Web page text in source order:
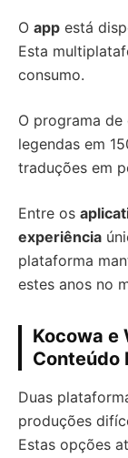
O app está
Esta
consumo.
O programa
legendas em
traduções em
Entre os
experiência
plataforma
estes anos no
Kocowa e
Conteúdo
Duas
produções
Estas opções